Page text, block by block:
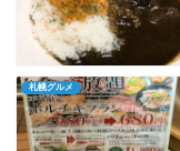
札幌グルメ